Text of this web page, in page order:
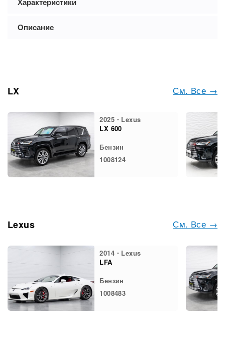
Описание
См. Все →
LX
2025・Lexus
LX 600
Бензин
1008124
См. Все →
Lexus
2014・Lexus
LFA
Бензин
1008483